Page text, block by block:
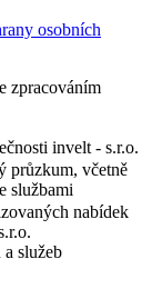
osobních
zpracováním
invelt - s.r.o.
průzkum, včetně
službami
nabídek
služeb